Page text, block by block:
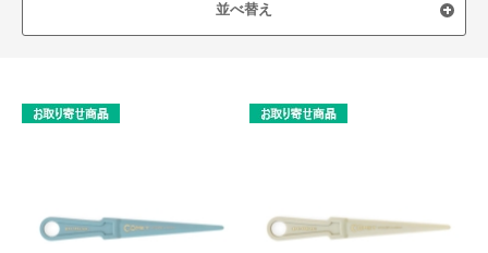
並べ替え